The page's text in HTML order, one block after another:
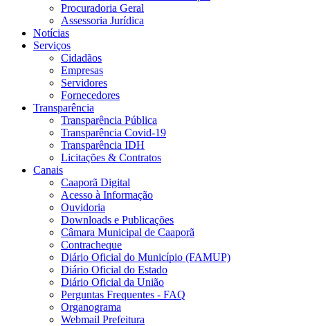
Procuradoria Geral
Assessoria Jurídica
Notícias
Serviços
Cidadãos
Empresas
Servidores
Fornecedores
Transparência
Transparência Pública
Transparência Covid-19
Transparência IDH
Licitações & Contratos
Canais
Caaporã Digital
Acesso à Informação
Ouvidoria
Downloads e Publicações
Câmara Municipal de Caaporã
Contracheque
Diário Oficial do Município (FAMUP)
Diário Oficial do Estado
Diário Oficial da União
Perguntas Frequentes - FAQ
Organograma
Webmail Prefeitura